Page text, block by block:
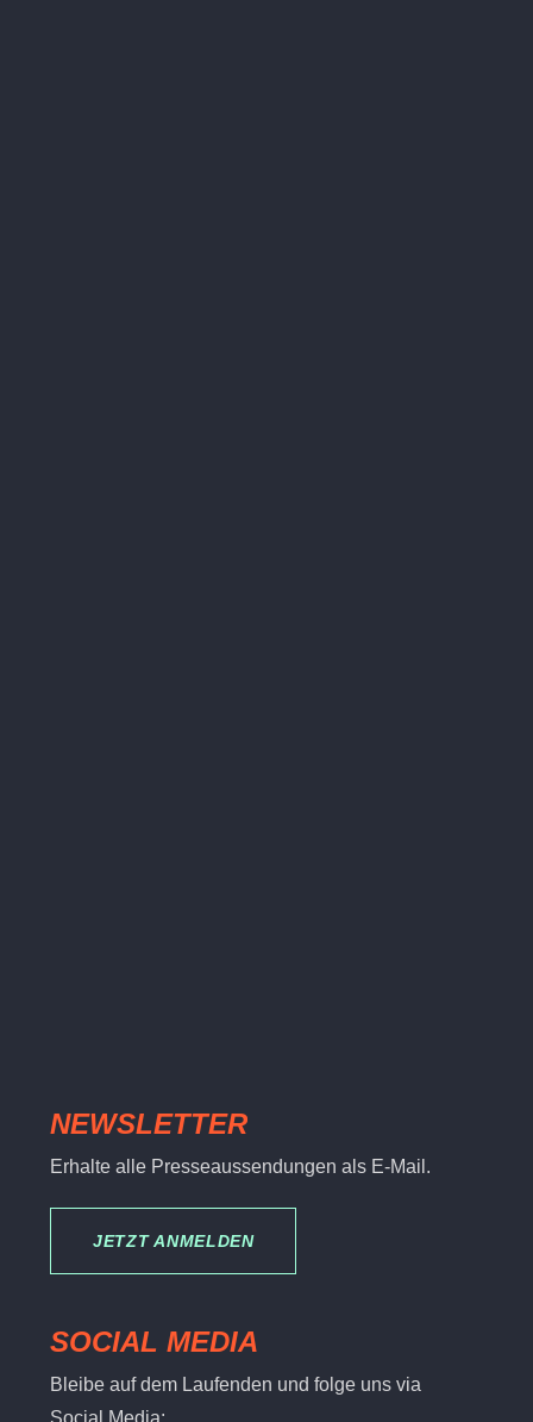
NEWSLETTER
Erhalte alle Presseaussendungen als E-Mail.
JETZT ANMELDEN
SOCIAL MEDIA
Bleibe auf dem Laufenden und folge uns via
Social Media: